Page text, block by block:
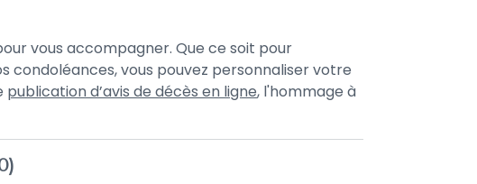
vous accompagner. Que ce soit pour
vous pouvez personnaliser votre
publication d’avis de décès en ligne, l'hommage à